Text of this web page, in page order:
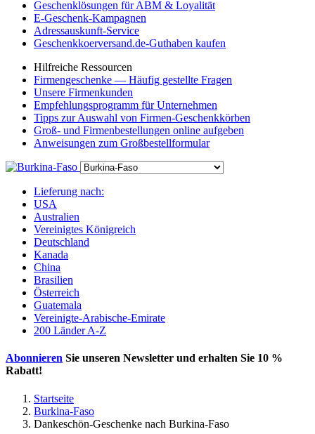
Geschenklösungen für ABM & Loyalität
E-Geschenk-Kampagnen
Adressauskunft-Service
Geschenkkoerversand.de-Guthaben kaufen
Hilfreiche Ressourcen
Firmengeschenke — Häufig gestellte Fragen
Unsere Firmenkunden
Empfehlungsprogramm für Unternehmen
Tipps zur Auswahl von Firmen-Geschenkkörben
Groß- und Firmenbestellungen online aufgeben
Anweisungen zum Großbestellformular
Lieferung nach:
USA
Australien
Vereinigtes Königreich
Deutschland
Kanada
China
Brasilien
Österreich
Guatemala
Vereinigte-Arabische-Emirate
200 Länder A-Z
Abonnieren Sie unseren Newsletter und erhalten Sie 10 %
Rabatt!
Startseite
Burkina-Faso
Dankeschön-Geschenke nach Burkina-Faso